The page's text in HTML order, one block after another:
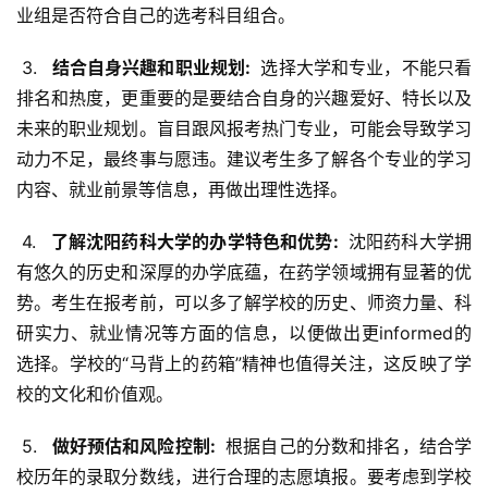
业组是否符合自己的选考科目组合。
3.
  结合自身兴趣和职业规划:
选择大学和专业，不能只看
排名和热度，更重要的是要结合自身的兴趣爱好、特长以及
未来的职业规划。盲目跟风报考热门专业，可能会导致学习
动力不足，最终事与愿违。建议考生多了解各个专业的学习
内容、就业前景等信息，再做出理性选择。
4.
  了解沈阳药科大学的办学特色和优势:
沈阳药科大学拥
有悠久的历史和深厚的办学底蕴，在药学领域拥有显著的优
势。考生在报考前，可以多了解学校的历史、师资力量、科
研实力、就业情况等方面的信息，以便做出更informed的
选择。学校的“马背上的药箱”精神也值得关注，这反映了学
校的文化和价值观。
5.
  做好预估和风险控制:
根据自己的分数和排名，结合学
校历年的录取分数线，进行合理的志愿填报。要考虑到学校